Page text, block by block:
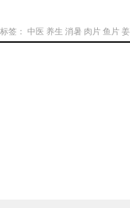
标签： 中医 养生 消暑 肉片 鱼片